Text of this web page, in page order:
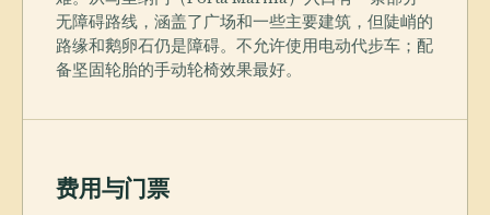
无障碍路线，涵盖了广场和一些主要建筑，但陡峭的
路缘和鹅卵石仍是障碍。不允许使用电动代步车；配
备坚固轮胎的手动轮椅效果最好。
费用与门票